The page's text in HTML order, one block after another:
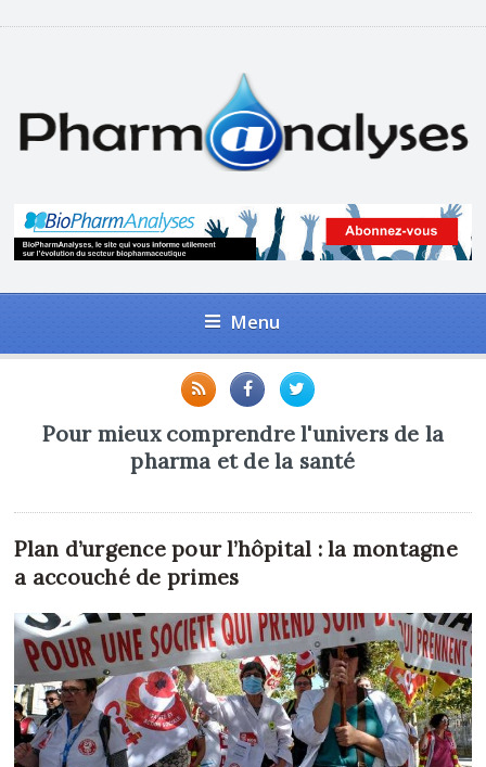
Menu
Pour mieux comprendre l'univers de la
pharma et de la santé
Plan d’urgence pour l’hôpital : la montagne
a accouché de primes